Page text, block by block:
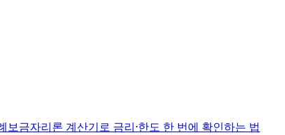
보금자리론 계산기로 금리·한도 한 번에 확인하는 법